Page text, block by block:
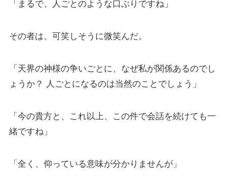
「まるで、人ごとのような口ぶりですね」
その者は、可笑しそうに微笑んだ。
「天界の神様の争いごとに、なぜ私が関係あるのでし
ょうか？ 人ごとになるのは当然のことでしょう」
「今の貴方と、これ以上、この件で会話を続けても一
緒ですね」
「全く、仰っている意味が分かりませんが」